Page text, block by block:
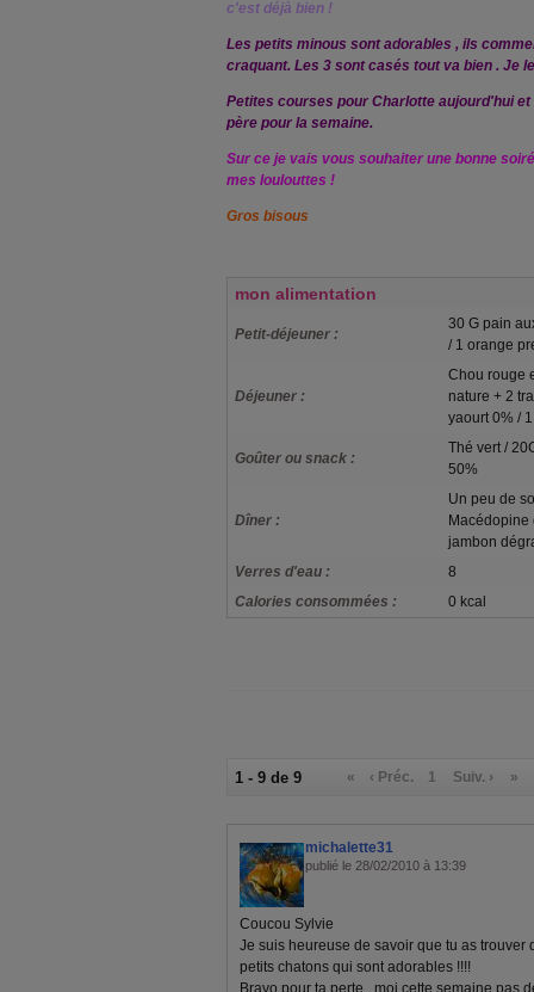
c'est déjà bien !
Les petits minous sont adorables , ils
craquant. Les 3 sont casés tout va bien . Je
Petites courses pour Charlotte aujourd'hui
père pour la semaine.
Sur ce je vais vous souhaiter une bonne
mes loulouttes !
Gros bisous
mon alimentation
Petit-déjeuner :
30 G pain
/ 1 orange
Déjeuner :
Chou rouge
nature + 2
yaourt 0% /
Goûter ou snack :
Thé vert /
50%
Dîner :
Un peu de
Macédopine
jambon
Verres d'eau :
8
Calories consommées :
0 kcal
1 - 9 de 9 « ‹ Préc. 1 Suiv. › »
michalette31
publié le 28/02/2010 à 13:39
Coucou Sylvie
Je suis heureuse de savoir que tu as trouver
petits chatons qui sont adorables !!!!
Bravo pour ta perte , moi cette semaine pas